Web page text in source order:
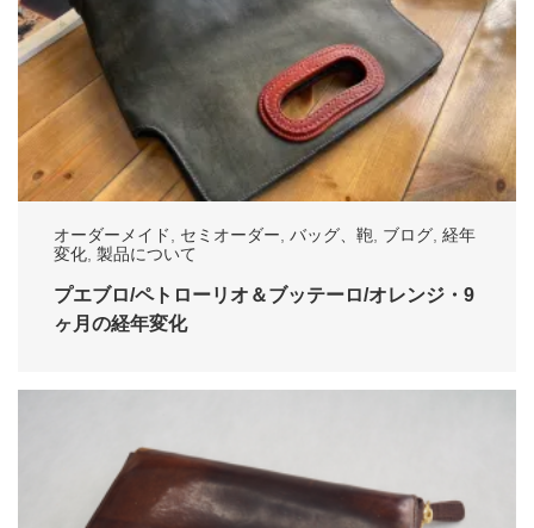
オーダーメイド, セミオーダー, バッグ、鞄, ブログ, 経年
変化, 製品について
プエブロ/ペトローリオ＆ブッテーロ/オレンジ・9
ヶ月の経年変化